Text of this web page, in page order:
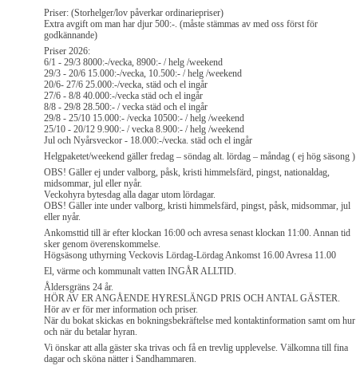
Priser: (Storhelger/lov påverkar ordinariepriser)
Extra avgift om man har djur 500:-. (måste stämmas av med oss först för
godkännande)
Priser 2026:
6/1 - 29/3 8000:-/vecka, 8900:- / helg /weekend
29/3 - 20/6 15.000:-/vecka, 10.500:- / helg /weekend
20/6- 27/6 25.000:-/vecka, städ och el ingår
27/6 - 8/8 40.000:-/vecka städ och el ingår
8/8 - 29/8 28.500:- / vecka städ och el ingår
29/8 - 25/10 15.000:- /vecka 10500:- / helg /weekend
25/10 - 20/12 9.900:- / vecka 8.900:- / helg /weekend
Jul och Nyårsveckor - 18.000:-/vecka. städ och el ingår
Helgpaketet/weekend gäller fredag – söndag alt. lördag – måndag ( ej hög säsong )
OBS! Gäller ej under valborg, påsk, kristi himmelsfärd, pingst, nationaldag,
midsommar, jul eller nyår.
Veckohyra bytesdag alla dagar utom lördagar.
OBS! Gäller inte under valborg, kristi himmelsfärd, pingst, påsk, midsommar, jul
eller nyår.
Ankomsttid till är efter klockan 16:00 och avresa senast klockan 11:00. Annan tid
sker genom överenskommelse.
Högsäsong uthyrning Veckovis Lördag-Lördag Ankomst 16.00 Avresa 11.00
El, värme och kommunalt vatten INGÅR ALLTID.
Åldersgräns 24 år.
HÖR AV ER ANGÅENDE HYRESLÄNGD PRIS OCH ANTAL GÄSTER.
Hör av er för mer information och priser.
När du bokat skickas en bokningsbekräftelse med kontaktinformation samt om hur
och när du betalar hyran.
Vi önskar att alla gäster ska trivas och få en trevlig upplevelse. Välkomna till fina
dagar och sköna nätter i Sandhammaren.